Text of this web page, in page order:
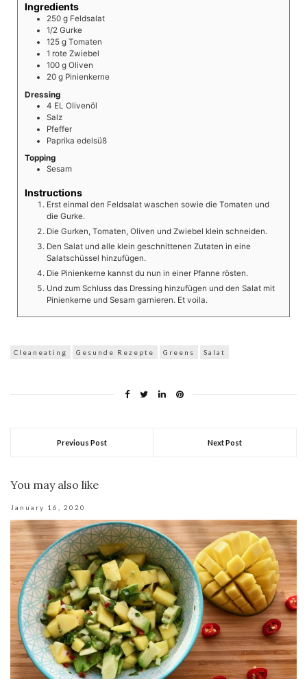
Ingredients
250 g Feldsalat
1/2 Gurke
125 g Tomaten
1 rote Zwiebel
100 g Oliven
20 g Pinienkerne
Dressing
4 EL Olivenöl
Salz
Pfeffer
Paprika edelsüß
Topping
Sesam
Instructions
Erst einmal den Feldsalat waschen sowie die Tomaten und
die Gurke.
Die Gurken, Tomaten, Oliven und Zwiebel klein schneiden.
Den Salat und alle klein geschnittenen Zutaten in eine
Salatschüssel hinzufügen.
Die Pinienkerne kannst du nun in einer Pfanne rösten.
Und zum Schluss das Dressing hinzufügen und den Salat mit
Pinienkerne und Sesam garnieren. Et voila.
Cleaneating Gesunde Rezepte Greens Salat
Previous Post Next Post
You may also like
January 16, 2020